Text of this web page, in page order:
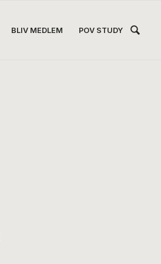
BLIV MEDLEM POV STUDY